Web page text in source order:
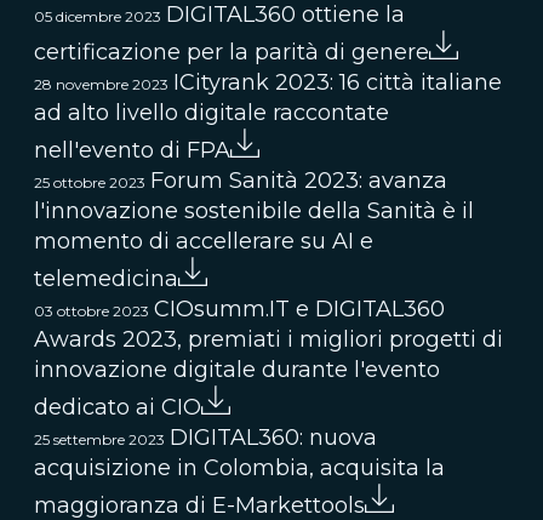
05 dicembre 2023 DIGITAL360 ottiene la
certificazione per la parità di genere
28 novembre 2023 ICityrank 2023: 16 città italiane
ad alto livello digitale raccontate
nell'evento di FPA
25 ottobre 2023 Forum Sanità 2023: avanza
l'innovazione sostenibile della Sanità è il
momento di accellerare su AI e
telemedicina
03 ottobre 2023 CIOsumm.IT e DIGITAL360
Awards 2023, premiati i migliori progetti di
innovazione digitale durante l'evento
dedicato ai CIO
25 settembre 2023 DIGITAL360: nuova
acquisizione in Colombia, acquisita la
maggioranza di E-Markettools